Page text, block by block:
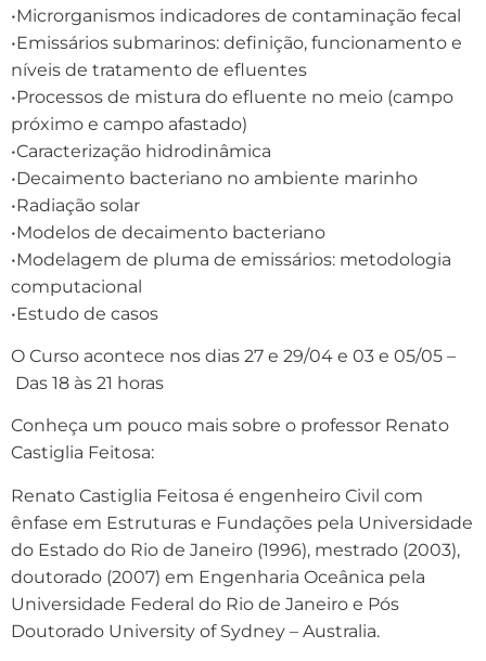
•Microrganismos indicadores de contaminação fecal
•Emissários submarinos: definição, funcionamento e
níveis de tratamento de efluentes
•Processos de mistura do efluente no meio (campo
próximo e campo afastado)
•Caracterização hidrodinâmica
•Decaimento bacteriano no ambiente marinho
•Radiação solar
•Modelos de decaimento bacteriano
•Modelagem de pluma de emissários: metodologia
computacional
•Estudo de casos
O Curso acontece nos dias 27 e 29/04 e 03 e 05/05 –
Das 18 às 21 horas
Conheça um pouco mais sobre o professor Renato
Castiglia Feitosa:
Renato Castiglia Feitosa é engenheiro Civil com
ênfase em Estruturas e Fundações pela Universidade
do Estado do Rio de Janeiro (1996), mestrado (2003),
doutorado (2007) em Engenharia Oceânica pela
Universidade Federal do Rio de Janeiro e Pós
Doutorado University of Sydney – Australia.